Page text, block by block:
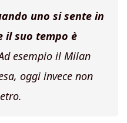
uno si sente in
il suo tempo è
esempio il Milan
oggi invece non